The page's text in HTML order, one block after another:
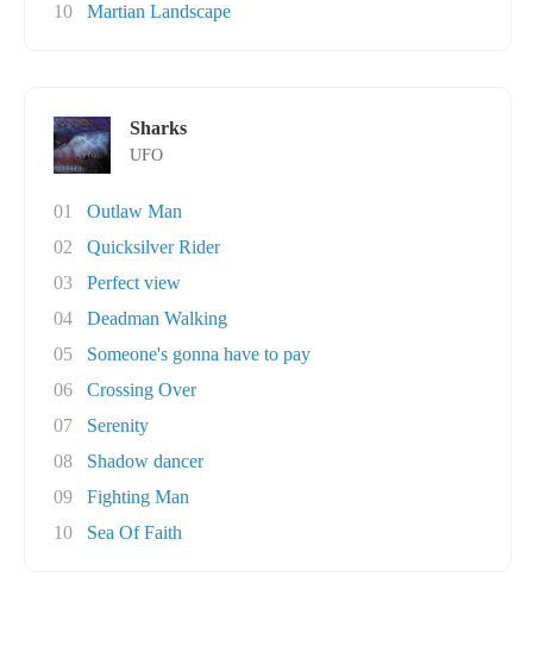
10
Martian Landscape
Sharks
UFO
01
Outlaw Man
02
Quicksilver Rider
03
Perfect view
04
Deadman Walking
05
Someone's gonna have to pay
06
Crossing Over
07
Serenity
08
Shadow dancer
09
Fighting Man
10
Sea Of Faith